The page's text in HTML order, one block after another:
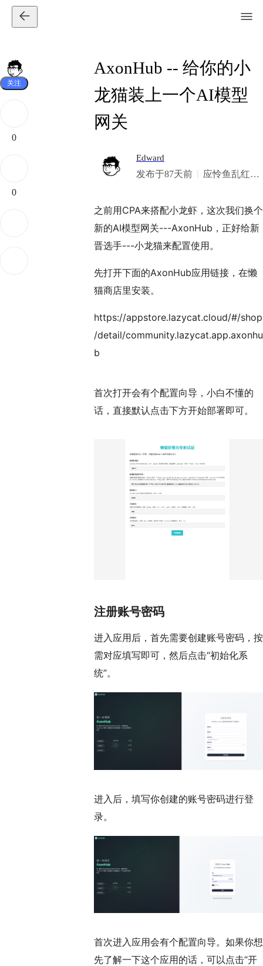
关注
0
0
AxonHub -- 给你的小
龙猫装上一个AI模型
网关
Edward
发布于87天前
应怜鱼乱红纱
梦里游
之前用CPA来搭配小龙虾，这次我们换个
新的AI模型网关---AxonHub，正好给新
晋选手---小龙猫来配置使用。
先打开下面的AxonHub应用链接，在懒
猫商店里安装。
https://appstore.lazycat.cloud/#/shop
/detail/community.lazycat.app.axonhu
b
首次打开会有个配置向导，小白不懂的
话，直接默认点击下方开始部署即可。
注册账号密码
进入应用后，首先需要创建账号密码，按
需对应填写即可，然后点击“初始化系
统”。
进入后，填写你创建的账号密码进行登
录。
首次进入应用会有个配置向导。如果你想
先了解一下这个应用的话，可以点击“开